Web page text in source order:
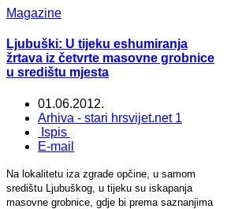
Magazine
Ljubuški: U tijeku eshumiranja
žrtava iz četvrte masovne grobnice
u središtu mjesta
01.06.2012.
Arhiva - stari hrsvijet.net 1
Ispis
E-mail
Na lokalitetu iza zgrade opčine, u samom
središtu Ljubuškog, u tijeku su iskapanja
masovne grobnice, gdje bi prema saznanjima